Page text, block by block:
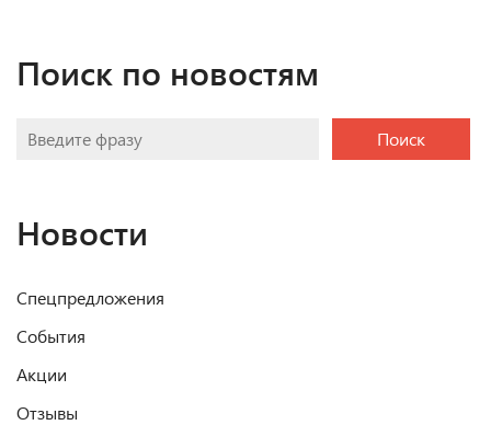
Поиск по новостям
Поиск
Новости
Спецпредложения
События
Акции
Отзывы